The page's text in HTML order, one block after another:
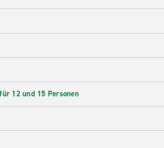
12 und 15 Personen